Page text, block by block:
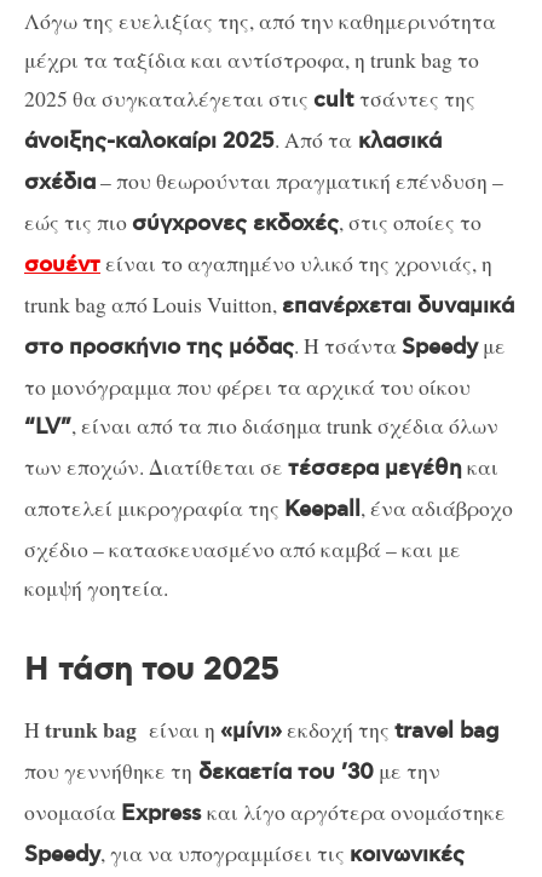
Λόγω της ευελιξίας της, από την καθημερινότητα
μέχρι τα ταξίδια και αντίστροφα, η trunk bag το
2025 θα συγκαταλέγεται στις cultτσάντες της
άνοιξης-καλοκαίρι 2025. Από τα κλασικά
σχέδια– που θεωρούνται πραγματική επένδυση –
εώς τις πιο σύγχρονες εκδοχές, στις οποίες το
σουέντείναι το αγαπημένο υλικό της χρονιάς, η
trunk bag από Louis Vuitton, επανέρχεται δυναμικά
στο προσκήνιο της μόδας. Η τσάντα Speedyμε
το μονόγραμμα που φέρει τα αρχικά του οίκου
“LV”, είναι από τα πιο διάσημα trunk σχέδια όλων
των εποχών. Διατίθεται σε τέσσερα μεγέθηκαι
αποτελεί μικρογραφία της Keepall, ένα αδιάβροχο
σχέδιο – κατασκευασμένο από καμβά – και με
κομψή γοητεία.
Η τάση του 2025
Η trunk bag είναι η «μίνι»εκδοχή της travel bag
που γεννήθηκε τη δεκαετία του ’30 με την
ονομασία Expressκαι λίγο αργότερα ονομάστηκε
Speedy, για να υπογραμμίσει τις κοινωνικές